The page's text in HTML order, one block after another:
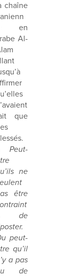
chaîne
en
Al-
que
Peut-
ne
être
de
peut-
qu’il
a pas
de